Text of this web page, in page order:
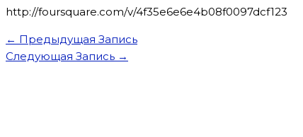
http://foursquare.com/v/4f35e6e6e4b08f0097dcf123
← Предыдущая Запись
Следующая Запись →